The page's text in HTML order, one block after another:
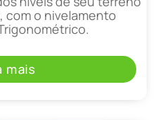
com o nivelamento
mais